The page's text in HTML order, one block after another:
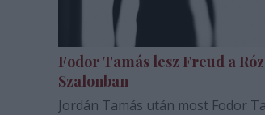
Fodor Tamás lesz Freud a
Szalonban
Jordán Tamás után most Fodor